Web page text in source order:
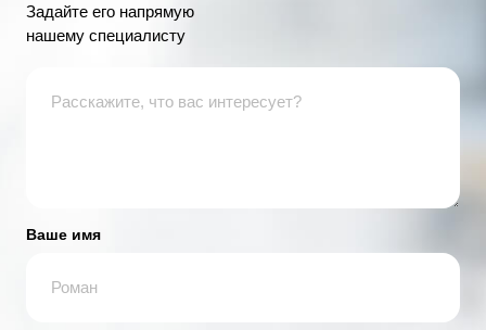
Задайте его напрямую
нашему специалисту
Ваше имя